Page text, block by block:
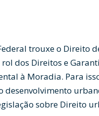
trouxe o Direito
dos Direitos e
à Moradia. Para
desenvolvimento
sobre Direito